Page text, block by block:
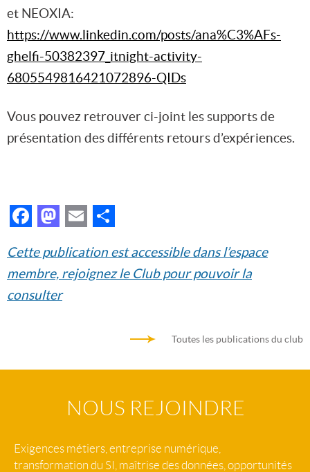
et NEOXIA:
https://www.linkedin.com/posts/ana%C3%AFs-
ghelfi-50382397_itnight-activity-
6805549816421072896-QIDs
Vous pouvez retrouver ci-joint les supports de
présentation des différents retours d’expériences.
Facebook
Mastodon
Email
Cette publication est accessible dans l’espace
membre, rejoignez le Club pour pouvoir la
consulter
Toutes les publications du club
NOUS REJOINDRE
Exigences métiers, entreprise numérique,
transformation du SI, maîtrise des données, opportunités